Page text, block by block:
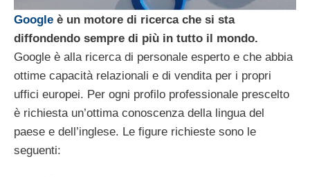
Google è un motore di ricerca che si sta
diffondendo sempre di più in tutto il mondo.
Google è alla ricerca di personale esperto e che abbia
ottime capacità relazionali e di vendita per i propri
uffici europei. Per ogni profilo professionale prescelto
è richiesta un’ottima conoscenza della lingua del
paese e dell’inglese. Le figure richieste sono le
seguenti: